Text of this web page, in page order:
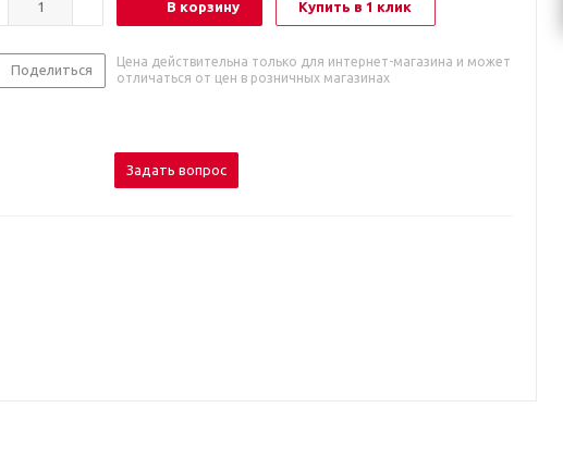
В корзину Купить в 1 клик
Поделиться
Цена действительна только для интернет-магазина и может
отличаться от цен в розничных магазинах
Задать вопрос